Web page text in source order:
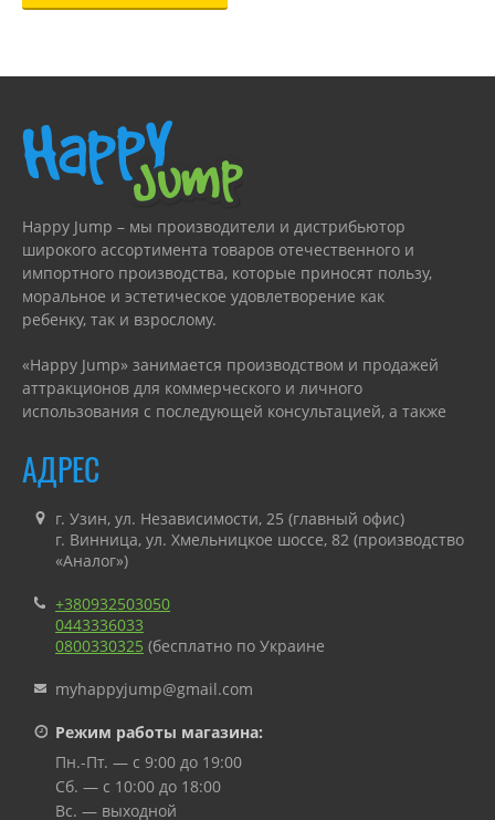
Happy Jump – мы производители и дистрибьютор
широкого ассортимента товаров отечественного и
импортного производства, которые приносят пользу,
моральное и эстетическое удовлетворение как
ребенку, так и взрослому.
«Happy Jump» занимается производством и продажей
аттракционов для коммерческого и личного
использования с последующей консультацией, а также
АДРЕС
г. Узин, ул. Независимости, 25 (главный офис)
г. Винница, ул. Хмельницкое шоссе, 82 (производство
«Аналог»)
+380932503050
0443336033
0800330325 (бесплатно по Украине
myhappyjump@gmail.com
Режим работы магазина:
Пн.-Пт. — с 9:00 до 19:00
Сб. — с 10:00 до 18:00
Вс. — выходной